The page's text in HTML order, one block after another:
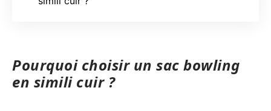
Pourquoi choisir un sac bowling
en simili cuir ?